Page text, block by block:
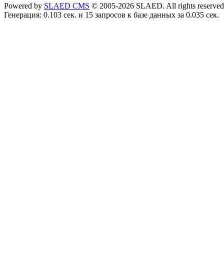
Powered by SLAED CMS © 2005-2026 SLAED. All rights
Генерация: 0.103 сек. и 15 запросов к базе данных за 0.035 сек.